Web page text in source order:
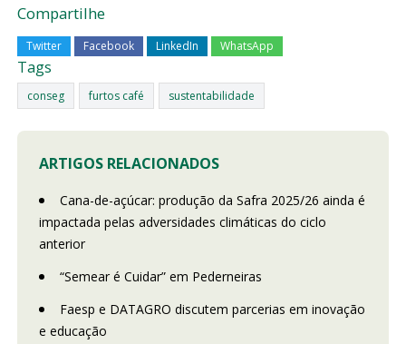
Compartilhe
Twitter Facebook LinkedIn WhatsApp
Tags
conseg furtos café sustentabilidade
ARTIGOS RELACIONADOS
Cana-de-açúcar: produção da Safra 2025/26 ainda é
impactada pelas adversidades climáticas do ciclo
anterior
“Semear é Cuidar” em Pederneiras
Faesp e DATAGRO discutem parcerias em inovação
e educação